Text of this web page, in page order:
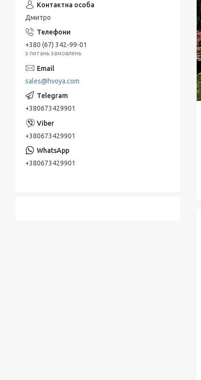
Дмитро
+380 (67) 342-99-01
з питань замовлень
sales@hvoya.com
+380673429901
+380673429901
+380673429901